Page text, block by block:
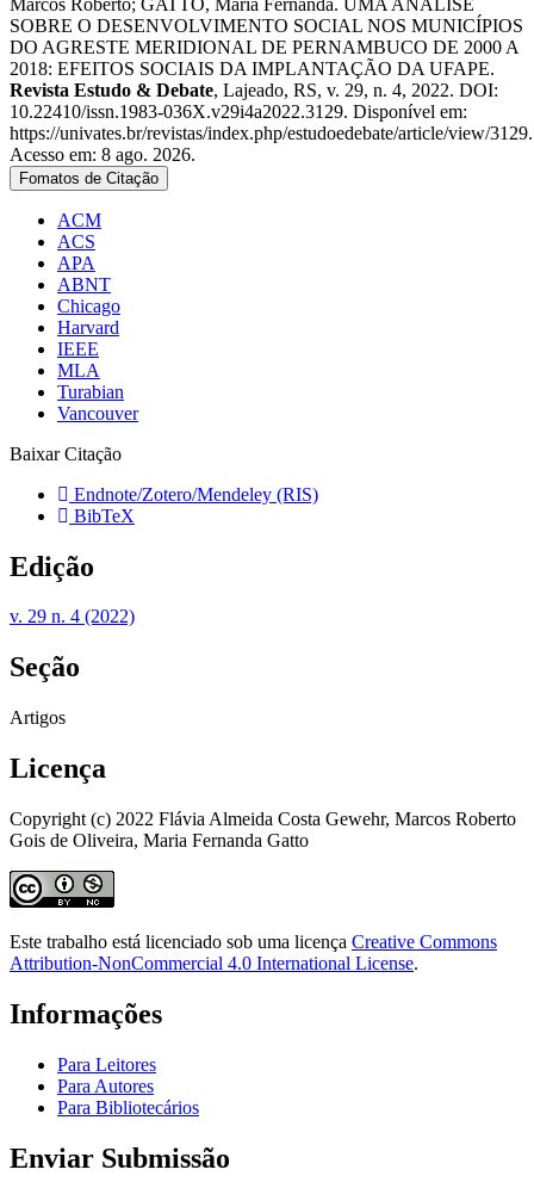
SOBRE O DESENVOLVIMENTO SOCIAL NOS MUNICÍPIOS
DO AGRESTE MERIDIONAL DE PERNAMBUCO DE 2000 A
2018: EFEITOS SOCIAIS DA IMPLANTAÇÃO DA UFAPE.
Revista Estudo & Debate, Lajeado, RS, v. 29, n. 4, 2022. DOI:
10.22410/issn.1983-036X.v29i4a2022.3129. Disponível em:
https://univates.br/revistas/index.php/estudoedebate/article/view/3129.
Acesso em: 8 ago. 2026.
Fomatos de Citação
ACM
ACS
APA
ABNT
Chicago
Harvard
IEEE
MLA
Turabian
Vancouver
Baixar Citação
Endnote/Zotero/Mendeley (RIS)
BibTeX
Edição
v. 29 n. 4 (2022)
Seção
Artigos
Licença
Copyright (c) 2022 Flávia Almeida Costa Gewehr, Marcos Roberto
Gois de Oliveira, Maria Fernanda Gatto
Este trabalho está licenciado sob uma licença Creative Commons
Attribution-NonCommercial 4.0 International License.
Informações
Para Leitores
Para Autores
Para Bibliotecários
Enviar Submissão